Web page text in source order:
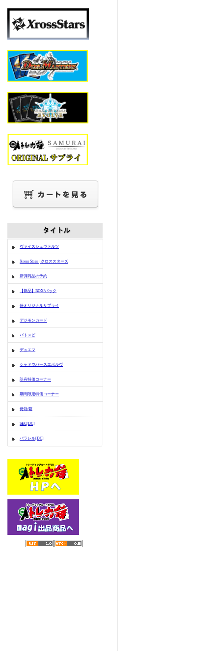
ヴァイスシュヴァルツ
Xross Stars | クロススターズ
新弾商品の予約
【新品】BOX/パック
侍オリジナルサプライ
デジモンカード
バトスピ
デュエマ
シャドウバースエボルヴ
訳有特価コーナー
期間限定特価コーナー
侍袋/箱
SEC[DC]
パラレル[DC]